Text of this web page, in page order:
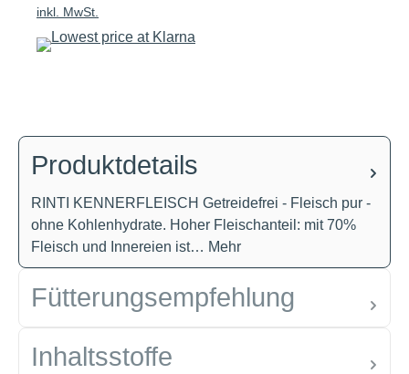
inkl. MwSt.
Produktdetails
RINTI KENNERFLEISCH Getreidefrei - Fleisch pur -
ohne Kohlenhydrate. Hoher Fleischanteil: mit 70%
Fleisch und Innereien ist… Mehr
Fütterungsempfehlung
Inhaltsstoffe